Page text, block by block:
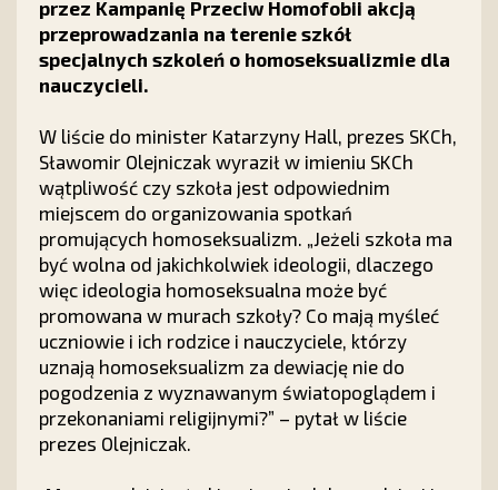
przez Kampanię Przeciw Homofobii akcją
przeprowadzania na terenie szkół
specjalnych szkoleń o homoseksualizmie dla
nauczycieli.
W liście do minister Katarzyny Hall, prezes SKCh,
Sławomir Olejniczak wyraził w imieniu SKCh
wątpliwość czy szkoła jest odpowiednim
miejscem do organizowania spotkań
promujących homoseksualizm. „Jeżeli szkoła ma
być wolna od jakichkolwiek ideologii, dlaczego
więc ideologia homoseksualna może być
promowana w murach szkoły? Co mają myśleć
uczniowie i ich rodzice i nauczyciele, którzy
uznają homoseksualizm za dewiację nie do
pogodzenia z wyznawanym światopoglądem i
przekonaniami religijnymi?” – pytał w liście
prezes Olejniczak.